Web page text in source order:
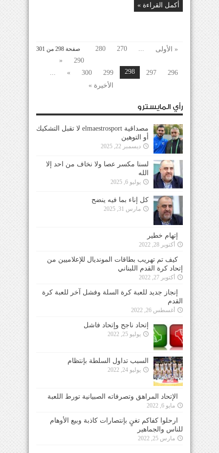
أكمل القراءة »
صفحة 298 من 301 « الأولى ...
270
280
290
«
296
297
298
299
300
»
...
الأخيرة »
رأي المايسترو
مصداقية elmaestrosport لا تقبل التشكيك
أو التوهين
ديسمبر 22, 2025
لسنا مكسر عصا ولا نخاف من احد إلا
الله
يوليو 6, 2025
كل إناء بما فيه ينضح
مارس 31, 2025
إتهام خطير
أكتوبر 28, 2022
كيف تم تهريب بطاقات المونديال للإعلاميين من
إتحاد كرة القدم اللبناني
أكتوبر 27, 2022
إنجاز جديد للعبة كرة السلة وفشل آخر للعبة كرة
القدم
أغسطس 26, 2022
إتحاد ناجح وإتحاد فاشل
يوليو 25, 2022
السبب تداول السلطة بإنتظام
يوليو 24, 2022
الإتحاد المراهق وتصرفاته الصبيانية تورط اللعبة
مايو 6, 2022
ارحلوا كفاكم تغنٍ بإنتصارات كاذبة وبيع الأوهام
للناس والجماهير
مارس 25, 2022